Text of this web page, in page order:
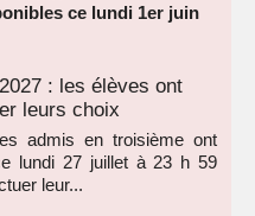
ce lundi 1er juin
: les élèves ont
leurs choix
admis en troisième ont
lundi 27 juillet à 23 h 59
leur...